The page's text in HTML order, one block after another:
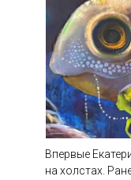
Впервые
на холстах.
+7